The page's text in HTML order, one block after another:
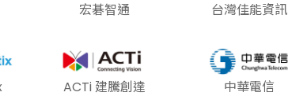
宏碁智通 台灣佳能資訊
ACTi 建騰創達 中華電信